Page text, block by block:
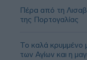
Πέρα από τη
της Πορτογαλίας
Το καλά κρυμμένο
των Αγίων και η